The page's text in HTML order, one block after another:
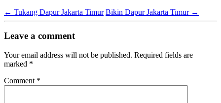
← Tukang Dapur Jakarta Timur Bikin Dapur Jakarta Timur →
Leave a comment
Your email address will not be published. Required fields are
marked *
Comment *